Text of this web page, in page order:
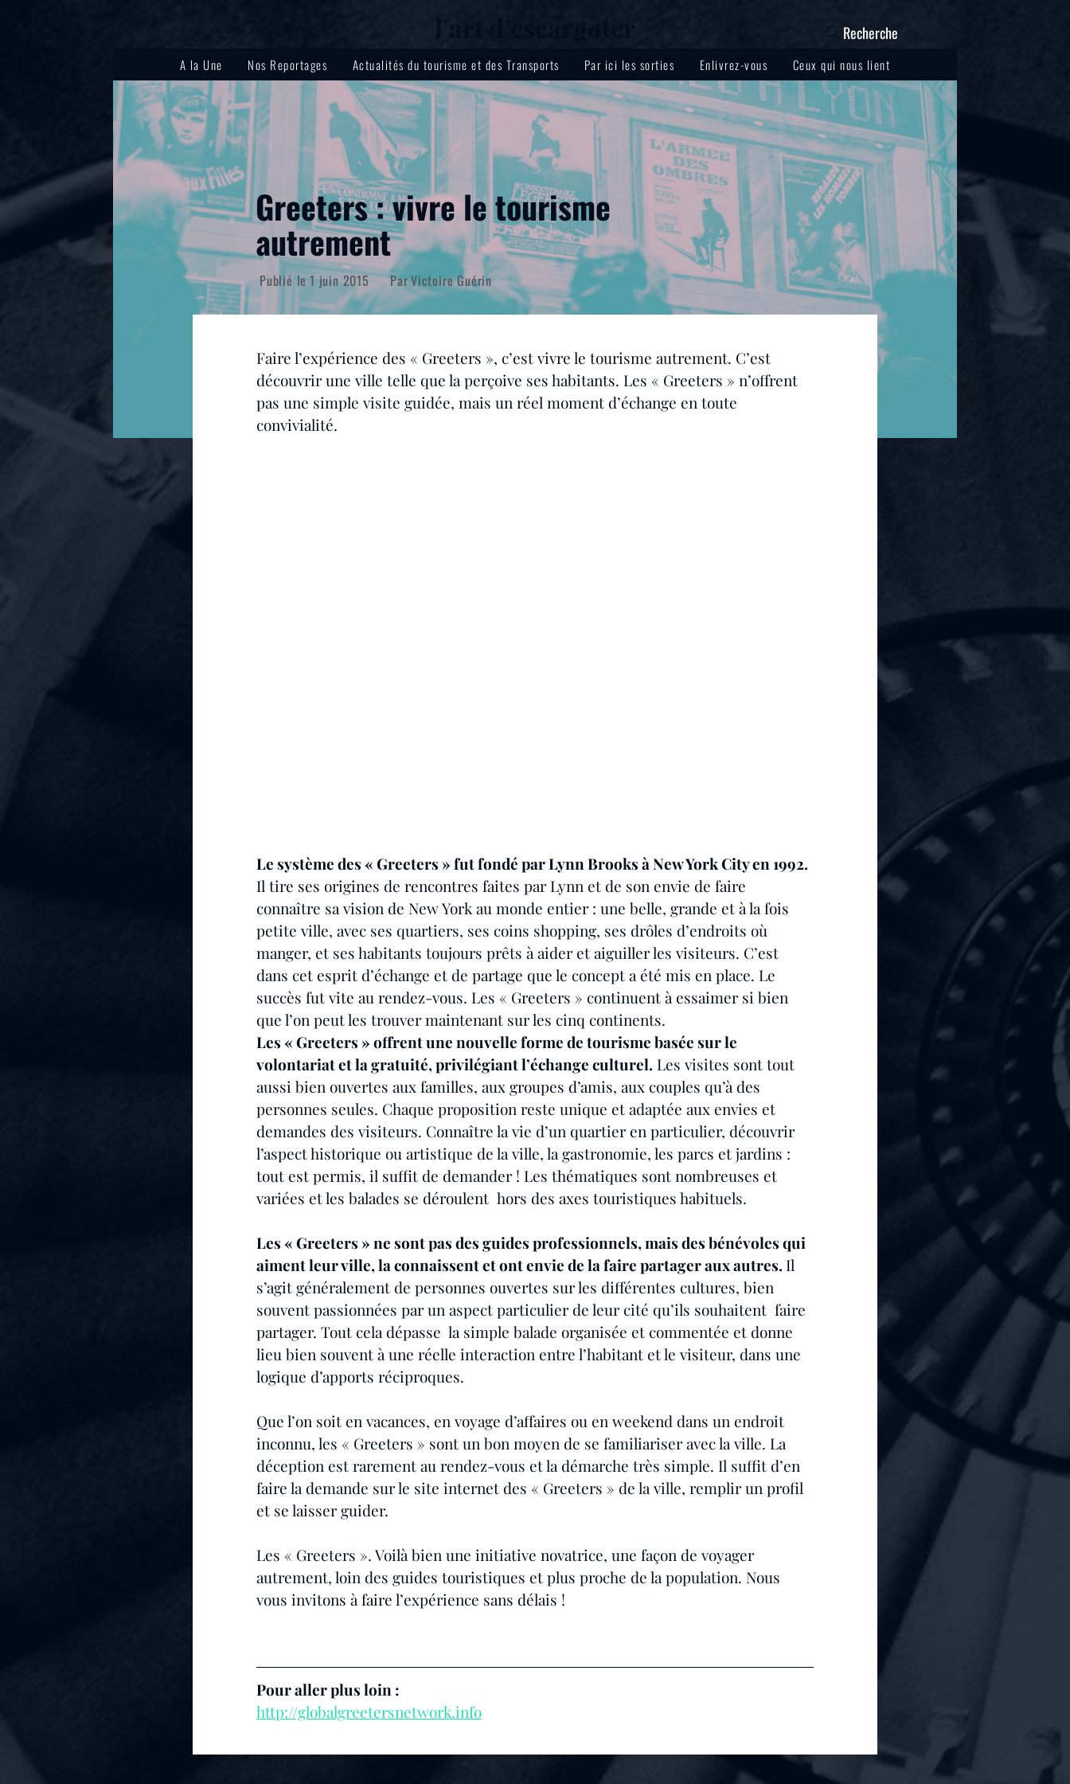
Recherche
A la Une Nos Reportages Actualités du tourisme et des Transports Par ici les sorties Enlivrez-vous Ceux qui nous lient
Greeters : vivre le tourisme
autrement
Publié le1 juin 2015 ParVictoire Guérin
Faire l’expérience des « Greeters », c’est vivre le tourisme autrement. C’est
découvrir une ville telle que la perçoive ses habitants. Les « Greeters » n’offrent
pas une simple visite guidée, mais un réel moment d’échange en toute
convivialité.
Le système des « Greeters » fut fondé par Lynn Brooks à New York City en 1992.
Il tire ses origines de rencontres faites par Lynn et de son envie de faire
connaître sa vision de New York au monde entier : une belle, grande et à la fois
petite ville, avec ses quartiers, ses coins shopping, ses drôles d’endroits où
manger, et ses habitants toujours prêts à aider et aiguiller les visiteurs. C’est
dans cet esprit d’échange et de partage que le concept a été mis en place. Le
succès fut vite au rendez-vous. Les « Greeters » continuent à essaimer si bien
que l’on peut les trouver maintenant sur les cinq continents.
Les « Greeters » offrent une nouvelle forme de tourisme basée sur le
volontariat et la gratuité, privilégiant l’échange culturel. Les visites sont tout
aussi bien ouvertes aux familles, aux groupes d’amis, aux couples qu’à des
personnes seules. Chaque proposition reste unique et adaptée aux envies et
demandes des visiteurs. Connaître la vie d’un quartier en particulier, découvrir
l’aspect historique ou artistique de la ville, la gastronomie, les parcs et jardins :
tout est permis, il suffit de demander ! Les thématiques sont nombreuses et
variées et les balades se déroulent  hors des axes touristiques habituels.
Les « Greeters » ne sont pas des guides professionnels, mais des bénévoles qui
aiment leur ville, la connaissent et ont envie de la faire partager aux autres. Il
s’agit généralement de personnes ouvertes sur les différentes cultures, bien
souvent passionnées par un aspect particulier de leur cité qu’ils souhaitent  faire
partager. Tout cela dépasse  la simple balade organisée et commentée et donne
lieu bien souvent à une réelle interaction entre l’habitant et le visiteur, dans une
logique d’apports réciproques.
Que l’on soit en vacances, en voyage d’affaires ou en weekend dans un endroit
inconnu, les « Greeters » sont un bon moyen de se familiariser avec la ville. La
déception est rarement au rendez-vous et la démarche très simple. Il suffit d’en
faire la demande sur le site internet des « Greeters » de la ville, remplir un profil
et se laisser guider.
Les « Greeters ». Voilà bien une initiative novatrice, une façon de voyager
autrement, loin des guides touristiques et plus proche de la population. Nous
vous invitons à faire l’expérience sans délais !
Pour aller plus loin :
http://globalgreetersnetwork.info